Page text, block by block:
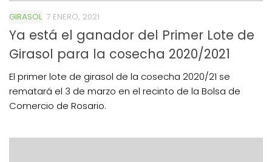
GIRASOL 7 ENERO, 2021
Ya está el ganador del Primer Lote de
Girasol para la cosecha 2020/2021
El primer lote de girasol de la cosecha 2020/21 se
rematará el 3 de marzo en el recinto de la Bolsa de
Comercio de Rosario.